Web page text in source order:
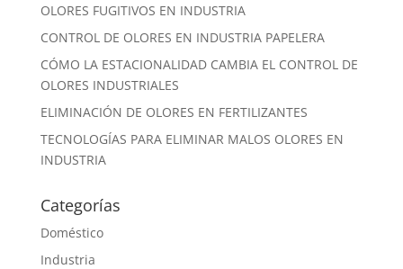
OLORES FUGITIVOS EN INDUSTRIA
CONTROL DE OLORES EN INDUSTRIA PAPELERA
CÓMO LA ESTACIONALIDAD CAMBIA EL CONTROL DE
OLORES INDUSTRIALES
ELIMINACIÓN DE OLORES EN FERTILIZANTES
TECNOLOGÍAS PARA ELIMINAR MALOS OLORES EN
INDUSTRIA
Categorías
Doméstico
Industria